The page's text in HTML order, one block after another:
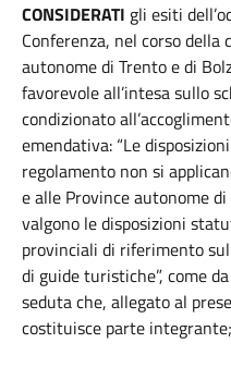
CONSIDERATI gli esiti
Conferenza, nel corso della
autonome di Trento e di
favorevole all’intesa sullo
condizionato
emendativa: “Le
regolamento non si
e alle Province autonome
valgono le disposizioni
provinciali di riferimento
di guide turistiche”, come
seduta che, allegato al
costituisce parte integrante;